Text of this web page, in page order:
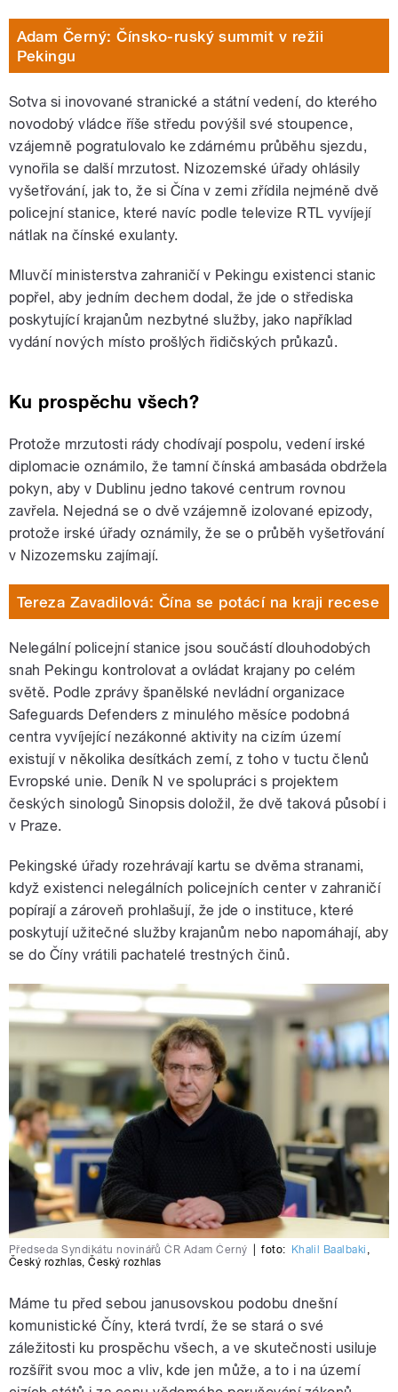
Adam Černý: Čínsko-ruský summit v režii
Pekingu
Sotva si inovované stranické a státní vedení, do kterého
novodobý vládce říše středu povýšil své stoupence,
vzájemně pogratulovalo ke zdárnému průběhu sjezdu,
vynořila se další mrzutost. Nizozemské úřady ohlásily
vyšetřování, jak to, že si Čína v zemi zřídila nejméně dvě
policejní stanice, které navíc podle televize RTL vyvíjejí
nátlak na čínské exulanty.
Mluvčí ministerstva zahraničí v Pekingu existenci stanic
popřel, aby jedním dechem dodal, že jde o střediska
poskytující krajanům nezbytné služby, jako například
vydání nových místo prošlých řidičských průkazů.
Ku prospěchu všech?
Protože mrzutosti rády chodívají pospolu, vedení irské
diplomacie oznámilo, že tamní čínská ambasáda obdržela
pokyn, aby v Dublinu jedno takové centrum rovnou
zavřela. Nejedná se o dvě vzájemně izolované epizody,
protože irské úřady oznámily, že se o průběh vyšetřování
v Nizozemsku zajímají.
Tereza Zavadilová: Čína se potácí na kraji recese
Nelegální policejní stanice jsou součástí dlouhodobých
snah Pekingu kontrolovat a ovládat krajany po celém
světě. Podle zprávy španělské nevládní organizace
Safeguards Defenders z minulého měsíce podobná
centra vyvíjející nezákonné aktivity na cizím území
existují v několika desítkách zemí, z toho v tuctu členů
Evropské unie. Deník N ve spolupráci s projektem
českých sinologů Sinopsis doložil, že dvě taková působí i
v Praze.
Pekingské úřady rozehrávají kartu se dvěma stranami,
když existenci nelegálních policejních center v zahraničí
popírají a zároveň prohlašují, že jde o instituce, které
poskytují užitečné služby krajanům nebo napomáhají, aby
se do Číny vrátili pachatelé trestných činů.
Předseda Syndikátu novinářů ČR Adam Černý foto: Khalil Baalbaki
Český rozhlas ,Český rozhlas
Máme tu před sebou janusovskou podobu dnešní
komunistické Číny, která tvrdí, že se stará o své
záležitosti ku prospěchu všech, a ve skutečnosti usiluje
rozšířit svou moc a vliv, kde jen může, a to i na území